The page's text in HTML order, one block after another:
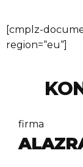
[cmplz-
region=“eu“]
firma